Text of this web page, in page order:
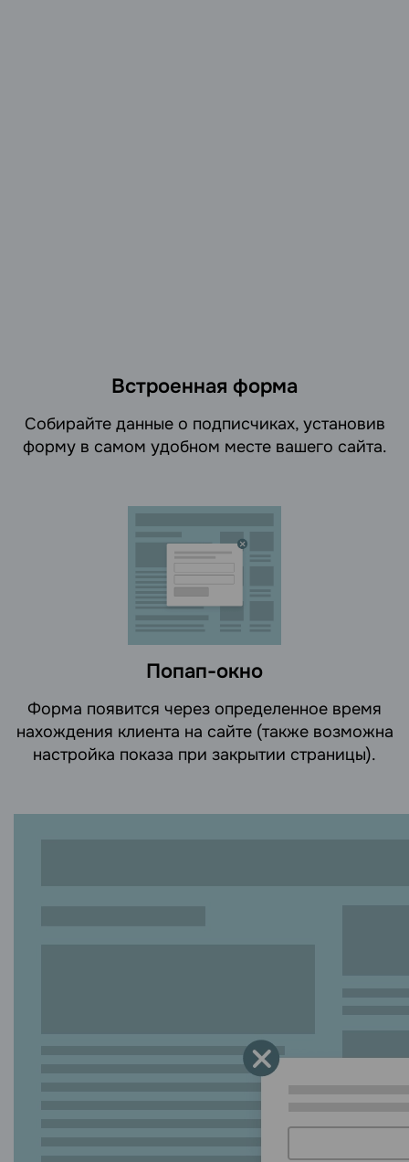
Встроенная форма
Cобирайте данные о подписчиках, установив
форму в самом удобном месте вашего сайта.
Попап-окно
Форма появится через определенное время
нахождения клиента на сайте (также возможна
настройка показа при закрытии страницы).